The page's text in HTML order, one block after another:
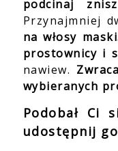
podcinaj
Przynajmniej
na włosy
prostownicy i
nawiew.
wybieranych
Podobał
udostępnij